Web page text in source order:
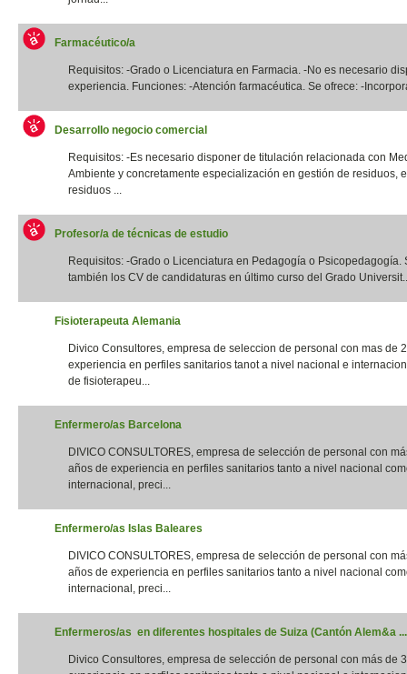
Farmacéutico/a
Requisitos: -Grado o Licenciatura en Farmacia. -No es necesario
experiencia. Funciones: -Atención farmacéutica. Se ofrece: -
Desarrollo negocio comercial
Requisitos: -Es necesario disponer de titulación relacionada con
Ambiente y concretamente especialización en gestión de residuos,
residuos ...
Profesor/a de técnicas de estudio
Requisitos: -Grado o Licenciatura en Pedagogía o Psicopedagogía.
también los CV de candidaturas en último curso del Grado
Fisioterapeuta Alemania
Divico Consultores, empresa de seleccion de personal con mas de
experiencia en perfiles sanitarios tanot a nivel nacional e
de fisioterapeu...
Enfermero/as Barcelona
DIVICO CONSULTORES, empresa de selección de personal con
años de experiencia en perfiles sanitarios tanto a nivel nacional
internacional, preci...
Enfermero/as Islas Baleares
DIVICO CONSULTORES, empresa de selección de personal con
años de experiencia en perfiles sanitarios tanto a nivel nacional
internacional, preci...
Enfermeros/as en diferentes hospitales de Suiza (Cantón Alem&a ...
Divico Consultores, empresa de selección de personal con más de